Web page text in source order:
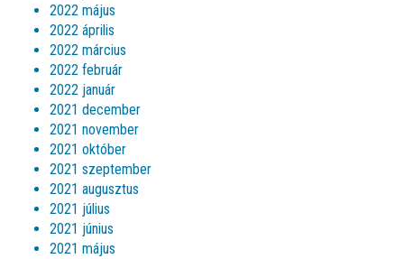
2022 május
2022 április
2022 március
2022 február
2022 január
2021 december
2021 november
2021 október
2021 szeptember
2021 augusztus
2021 július
2021 június
2021 május